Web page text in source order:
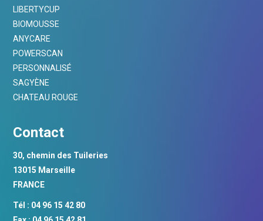
LIBERTYCUP
BIOMOUSSE
ANYCARE
POWERSCAN
PERSONNALISÉ
SAGYÈNE
CHATEAU ROUGE
Contact
30, chemin des Tuileries
13015 Marseille
FRANCE
Tél : 04 96 15 42 80